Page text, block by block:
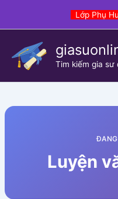
Lớp Phụ
Tim kiếm gia
Luyện